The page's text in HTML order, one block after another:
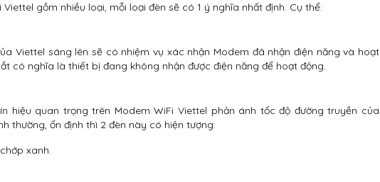
gồm nhiều loại, mỗi loại đèn sẽ có 1 ý nghĩa nhất định. Cụ thể:
Viettel sáng lên sẽ có nhiệm vụ xác nhận Modem đã nhận điện năng và hoạt
có nghĩa là thiết bị đang không nhận được điện năng để hoạt động.
hiệu quan trọng trên Modem WiFi Viettel phản ánh tốc độ đường truyền của
thường, ổn định thì 2 đèn này có hiện tượng:
xanh.